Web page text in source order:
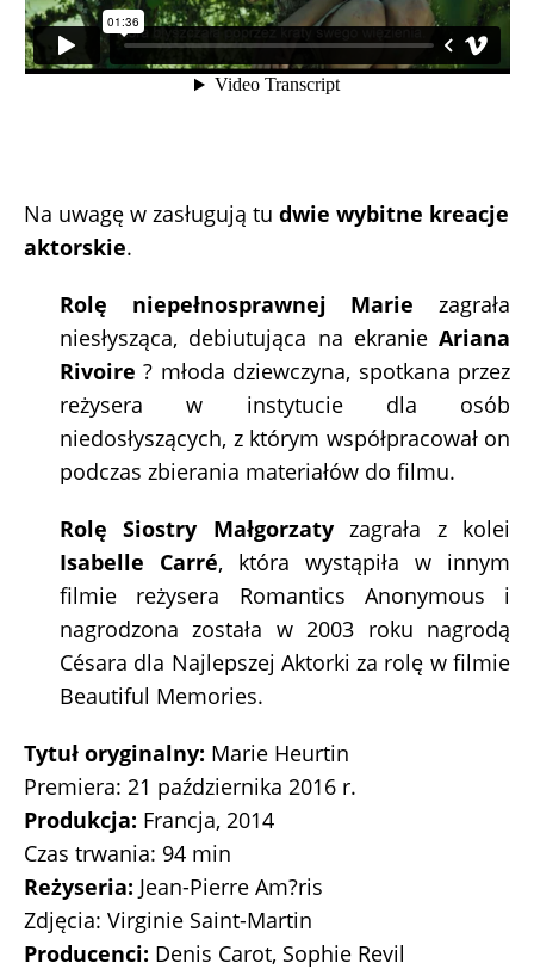
Na uwagę w zasługują tu dwie wybitne kreacje
aktorskie.
Rolę niepełnosprawnej Marie zagrała
niesłysząca, debiutująca na ekranie Ariana
Rivoire ? młoda dziewczyna, spotkana przez
reżysera w instytucie dla osób
niedosłyszących, z którym współpracował on
podczas zbierania materiałów do filmu.
Rolę Siostry Małgorzatyzagrała z kolei
Isabelle Carré, która wystąpiła w innym
filmie reżysera Romantics Anonymous i
nagrodzona została w 2003 roku nagrodą
Césara dla Najlepszej Aktorki za rolę w filmie
Beautiful Memories.
Tytuł oryginalny: Marie Heurtin
Premiera: 21 października 2016 r.
Produkcja: Francja, 2014
Czas trwania: 94 min
Reżyseria: Jean-Pierre Am?ris
Zdjęcia: Virginie Saint-Martin
Producenci: Denis Carot, Sophie Revil